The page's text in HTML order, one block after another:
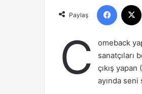
Paylaş
C
omeback
sanatçıları
çıkış
ayında